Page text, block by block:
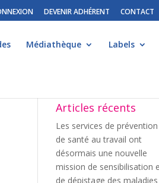
DEVENIR ADHÉRENT CONTACT
Médiathèque Labels
Articles récents
Les services de
de santé au travail ont
désormais une nouvelle
mission de sensibilisation
de dépistage des maladies